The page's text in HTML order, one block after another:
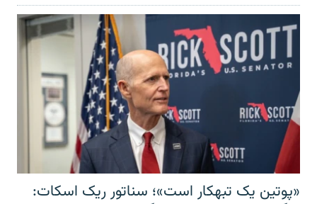
«پوتین یک تبهکار است»؛ سناتور ریک اسکات: